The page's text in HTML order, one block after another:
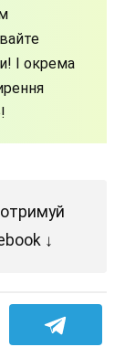
І окрема
↓